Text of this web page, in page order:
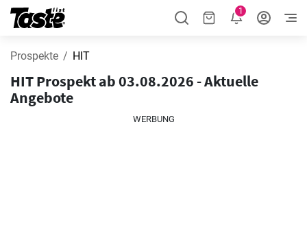
1
Prospekte HIT
HIT Prospekt ab 03.08.2026 - Aktuelle
Angebote
WERBUNG